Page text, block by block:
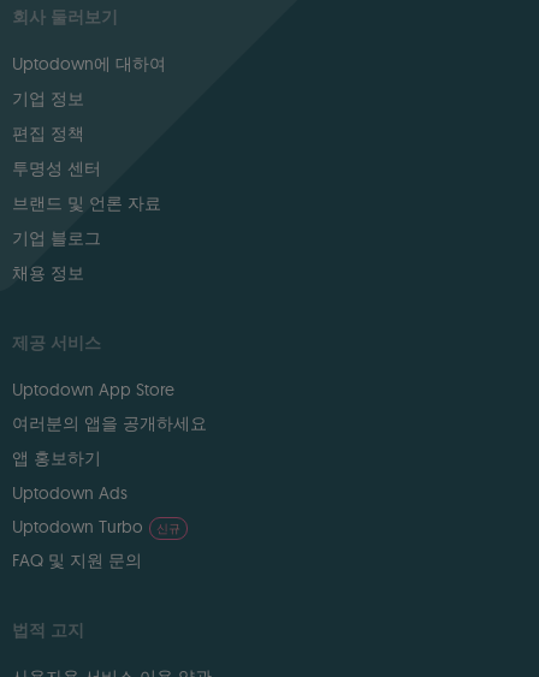
회사 둘러보기
Uptodown에 대하여
기업 정보
편집 정책
투명성 센터
브랜드 및 언론 자료
기업 블로그
채용 정보
제공 서비스
Uptodown App Store
여러분의 앱을 공개하세요
앱 홍보하기
Uptodown Ads
Uptodown Turbo
신규
FAQ 및 지원 문의
법적 고지